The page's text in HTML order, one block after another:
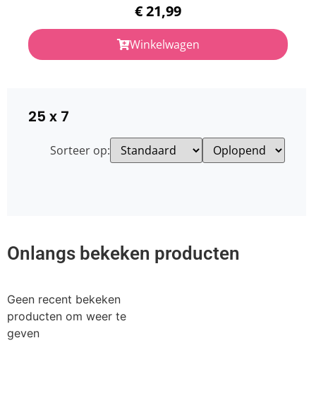
€21,99
Winkelwagen
25 x 7
Sorteer op:
Onlangs bekeken producten
Geen recent bekeken
producten om weer te
geven